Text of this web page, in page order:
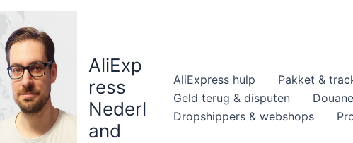
AliExp
ress
Nederl
and
AliExpress hulp Pakket &
Geld terug & disputen
Dropshippers & webshops